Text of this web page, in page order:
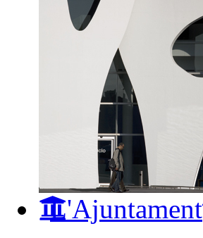
L'Ajuntament